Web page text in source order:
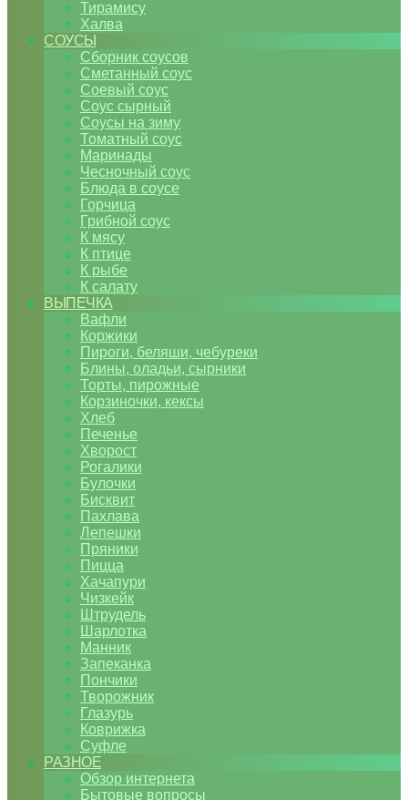
Тирамису
Халва
СОУСЫ
Сборник соусов
Сметанный соус
Соевый соус
Соус сырный
Соусы на зиму
Томатный соус
Маринады
Чесночный соус
Блюда в соусе
Горчица
Грибной соус
К мясу
К птице
К рыбе
К салату
ВЫПЕЧКА
Вафли
Коржики
Пироги, беляши, чебуреки
Блины, оладьи, сырники
Торты, пирожные
Корзиночки, кексы
Хлеб
Печенье
Хворост
Рогалики
Булочки
Бисквит
Пахлава
Лепешки
Пряники
Пицца
Хачапури
Чизкейк
Штрудель
Шарлотка
Манник
Запеканка
Пончики
Творожник
Глазурь
Коврижка
Суфле
РАЗНОЕ
Обзор интернета
Бытовые вопросы